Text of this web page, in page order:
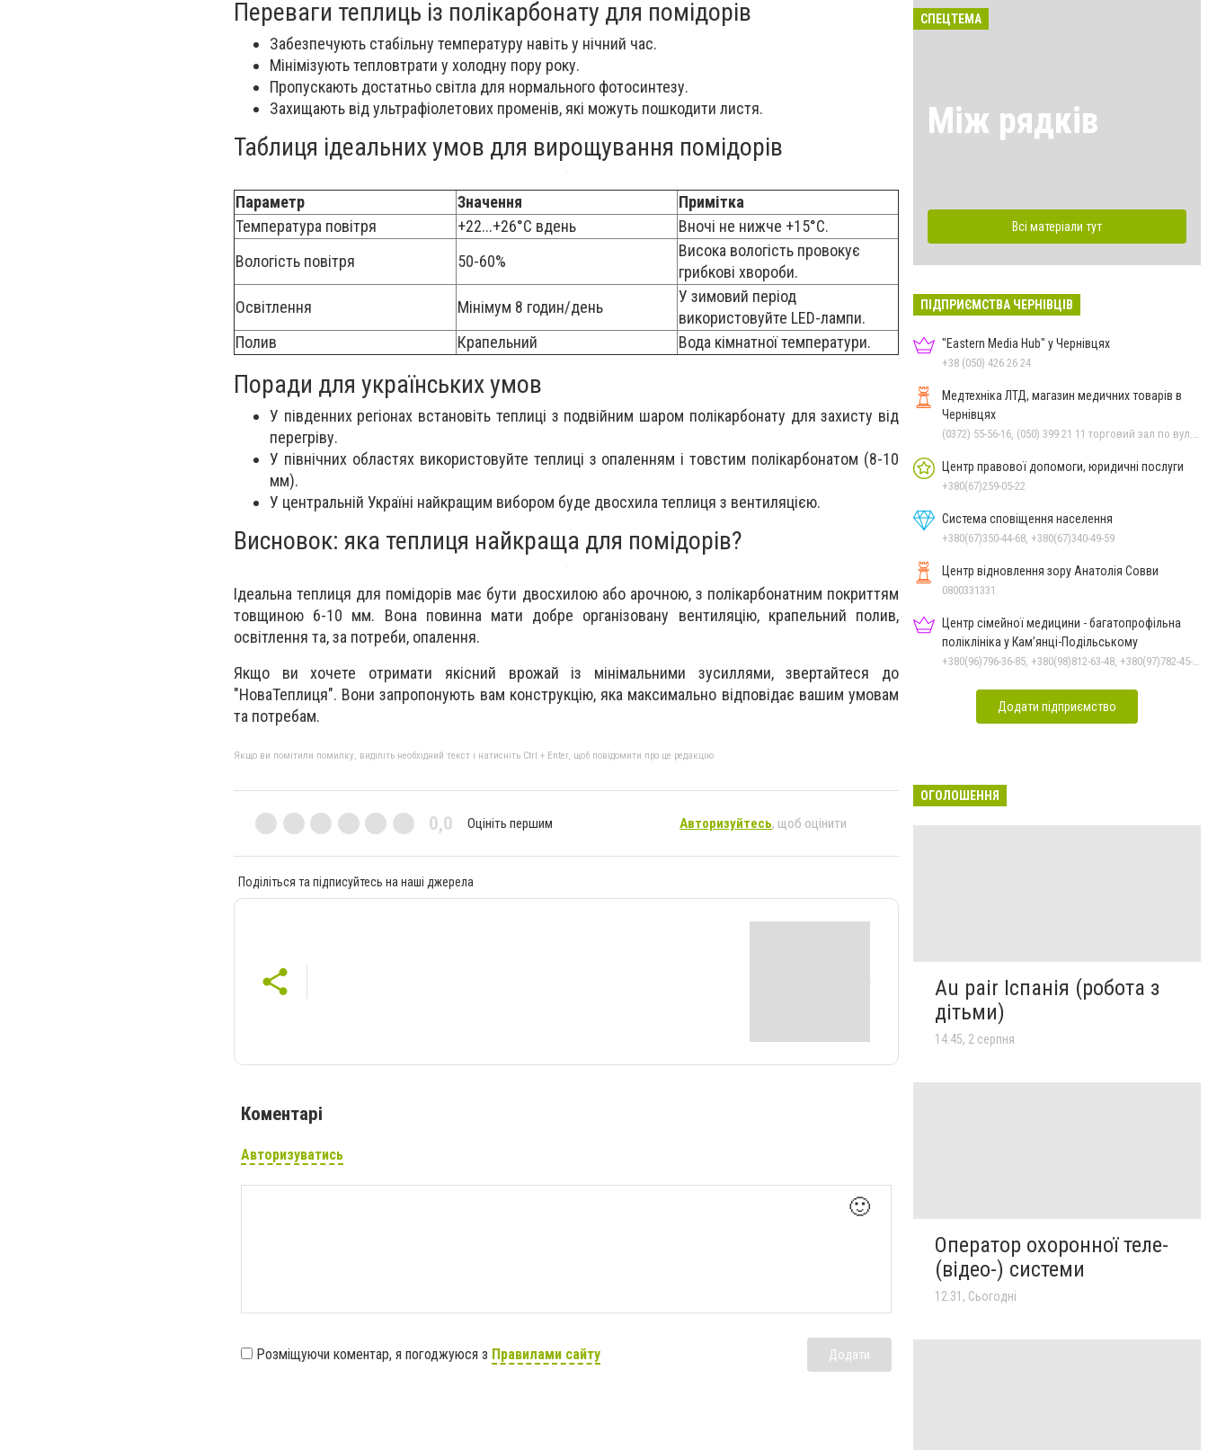
Переваги теплиць із полікарбонату для помідорів
Забезпечують стабільну температуру навіть у нічний час.
Мінімізують тепловтрати у холодну пору року.
Пропускають достатньо світла для нормального фотосинтезу.
Захищають від ультрафіолетових променів, які можуть пошкодити листя.
Таблиця ідеальних умов для вирощування помідорів
Параметр Значення
Примітка
Температура повітря
+22...+26°C вдень
Вночі не нижче +15°C.
Вологість повітря
50-60%
Висока вологість провокує
грибкові хвороби.
Освітлення
Мінімум 8 годин/день
У зимовий період
використовуйте LED-лампи.
Полив
Крапельний Вода кімнатної температури.
Поради для українських умов
У південних регіонах встановіть теплиці з подвійним шаром полікарбонату для захисту від
перегріву.
У північних областях використовуйте теплиці з опаленням і товстим полікарбонатом (8-10
мм).
У центральній Україні найкращим вибором буде двосхила теплиця з вентиляцією.
Висновок: яка теплиця найкраща для помідорів?
Ідеальна теплиця для помідорів має бути двосхилою або арочною, з полікарбонатним покриттям
товщиною 6-10 мм. Вона повинна мати добре організовану вентиляцію, крапельний полив,
освітлення та, за потреби, опалення.
Якщо ви хочете отримати якісний врожай із мінімальними зусиллями, звертайтеся до
"НоваТеплиця". Вони запропонують вам конструкцію, яка максимально відповідає вашим умовам
та потребам.
Якщо ви помітили помилку, виділіть необхідний текст і натисніть Ctrl + Enter, щоб повідомити про це редакцію
0,0 Оцініть першим Авторизуйтесь, щоб оцінити
Поділіться та підписуйтесь на наші джерела
Коментарі
Авторизуватись
🙂
Розміщуючи коментар, я погоджуюся з Правилами сайту Додати
СПЕЦТЕМА
Між рядків
Всі матеріали тут
ПІДПРИЄМСТВА ЧЕРНІВЦІВ
"Eastern Media Hub" у Чернівцях
+38 (050) 426 26 24
Медтехніка ЛТД, магазин медичних товарів в
Чернівцях
Центр правової допомоги, юридичні послуги
+380(67)259-05-22
Система сповіщення населення
+380(67)350-44-68, +380(67)340-49-59
Центр відновлення зору Анатолія Совви
0800331331
Центр сімейної медицини - багатопрофільна
поліклініка у Кам’янці-Подільському
Додати підприємство
ОГОЛОШЕННЯ
Au pair Іспанія (робота з
дітьми)
14:45, 2 серпня
Оператор охоронної теле-
(відео-) системи
12:31, Сьогодні